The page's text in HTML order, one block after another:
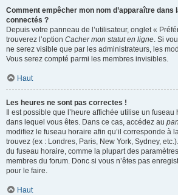
Comment empêcher mon nom d’apparaître dans
connectés ?
Depuis votre panneau de l’utilisateur, onglet «
trouverez l’option Cacher mon statut en ligne. Si
ne serez visible que par les administrateurs, les
Vous serez compté parmi les membres invisibles.
Haut
Les heures ne sont pas correctes !
Il est possible que l’heure affichée utilise un
dans lequel vous êtes. Dans ce cas, accédez au
modifiez le fuseau horaire afin qu’il corresponde à
trouvez (ex : Londres, Paris, New York, Sydney,
du fuseau horaire, comme la plupart des
membres du forum. Donc si vous n’êtes pas
pour le faire.
Haut